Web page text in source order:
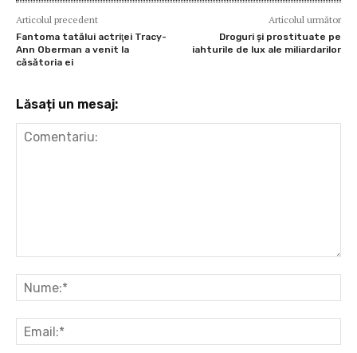
Articolul precedent
Fantoma tatălui actriţei Tracy-
Ann Oberman a venit la
căsătoria ei
Articolul următor
Droguri şi prostituate pe
iahturile de lux ale miliardarilor
Lăsați un mesaj: